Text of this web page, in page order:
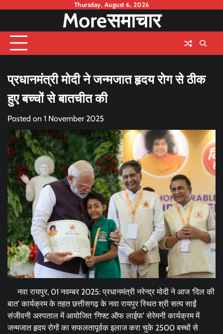
content
Thursday, August 6, 2026
Moreसमाचार
प्रधानमंत्री मोदी ने जन्मजात हृदय रोग से ठीक
हुए बच्चों से बातचीत की
Posted on 1 November 2025
नवा रायपुर, 01 नवम्बर 2025: प्रधानमंत्री नरेन्द्र मोदी ने आज ‘दिल की
बात’ कार्यक्रम के तहत छत्तीसगढ़ के नवा रायपुर स्थित श्री सत्य साईं
संजीवनी अस्पताल में आयोजित ‘गिफ्ट ऑफ लाईफ’ सेरेमनी कार्यक्रम में
जन्मजात हृदय रोगों का सफलतापूर्वक इलाज करा चुके 2500 बच्चों से